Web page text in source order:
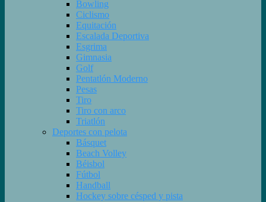
Bowling
Ciclismo
Equitación
Escalada Deportiva
Esgrima
Gimnasia
Golf
Pentatlón Moderno
Pesas
Tiro
Tiro con arco
Triatlón
Deportes con pelota
Básquet
Beach Volley
Béisbol
Fútbol
Handball
Hockey sobre césped y pista